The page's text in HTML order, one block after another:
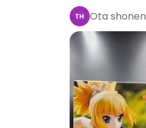
Ota shonen